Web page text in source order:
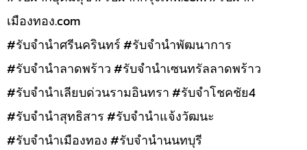
เมืองทอง.com
#รับจำนำศรีนครินทร์ #รับจำนำพัฒนาการ
#รับจำนำลาดพร้าว #รับจำนำเซนทรัลลาดพร้าว
#รับจำนำเลียบด่วนรามอินทรา #รับจำโชคชัย4
#รับจำนำสุทธิสาร #รับจำนำแจ้งวัฒนะ
#รับจำนำเมืองทอง #รับจำนำนนทบุรี